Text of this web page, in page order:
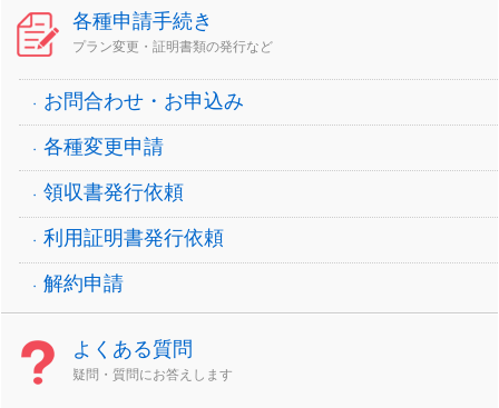
各種申請手続き
プラン変更・証明書類の発行など
お問合わせ・お申込み
各種変更申請
領収書発行依頼
利用証明書発行依頼
解約申請
よくある質問
疑問・質問にお答えします